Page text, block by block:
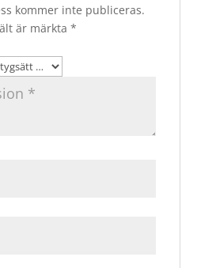
kommer inte publiceras.
är märkta *